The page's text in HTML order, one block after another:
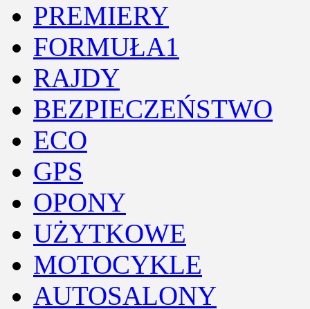
PREMIERY
FORMUŁA1
RAJDY
BEZPIECZEŃSTWO
ECO
GPS
OPONY
UŻYTKOWE
MOTOCYKLE
AUTOSALONY